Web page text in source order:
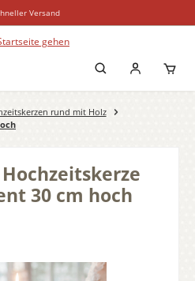
Versand
rund mit Holz
30 cm hoch